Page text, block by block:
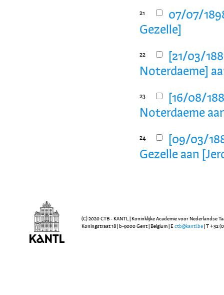
21
07/07/
Gezelle]
22
[21/03/
Noterdaeme]
23
[16/08/
Noterdaeme
24
[09/03/
Gezelle aan
(C) 2020 CTB - KANTL | Koninklijke Academie voor Nederlandse
Koningstraat 18 | b-9000 Gent | Belgium | E ctb@kantl.be | T +32